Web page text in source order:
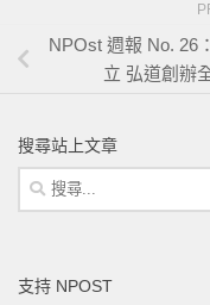
NPOst 週報 No. 26
立 弘道創辦
搜尋站上文章
搜
尋
字:
支持 NPOST